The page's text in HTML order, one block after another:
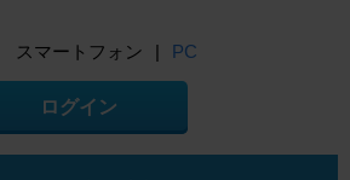
スマートフォン | PC
ログイン